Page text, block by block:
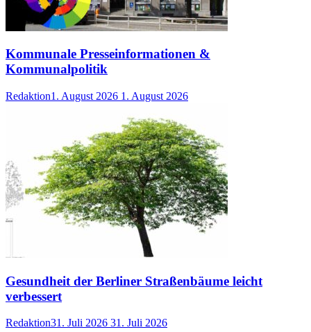
Kommunale Presseinformationen &
Kommunalpolitik
Redaktion1. August 2026 1. August 2026
Gesundheit der Berliner Straßenbäume leicht
verbessert
Redaktion31. Juli 2026 31. Juli 2026